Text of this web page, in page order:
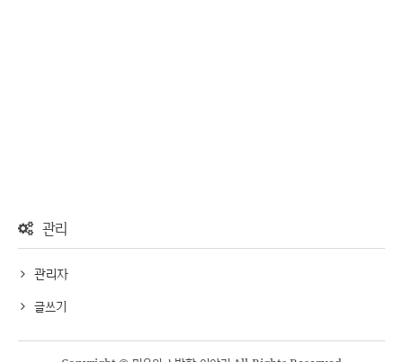
관리
관리자
글쓰기